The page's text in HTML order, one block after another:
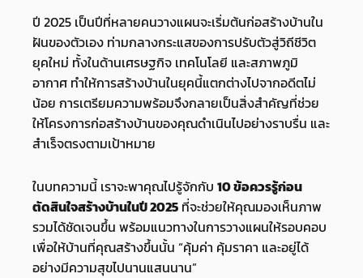
ปี 2025 เป็นปีที่หลายคนวางแผนจะเริ่มต้นก่อสร้างบ้านใน
ฝันของตัวเอง ท่ามกลางกระแสของการปรับตัวสู่วิถีชีวิต
ยุคใหม่ ทั้งในด้านเศรษฐกิจ เทคโนโลยี และสภาพภูมิ
อากาศ ทำให้การสร้างบ้านในยุคนี้แตกต่างไปจากอดีตไม่
น้อย การเตรียมความพร้อมจึงกลายเป็นสิ่งสำคัญที่ช่วย
ให้โครงการก่อสร้างบ้านของคุณดำเนินไปอย่างราบรื่น และ
สำเร็จตรงตามเป้าหมาย
ในบทความนี้ เราจะพาคุณไปรู้จักกับ 10ข้อควรรู้ก่อน
ตัดสินใจสร้างบ้านในปี2025 ที่จะช่วยให้คุณมองเห็นภาพ
รวมได้ชัดเจนขึ้น พร้อมแนวทางในการวางแผนให้รอบคอบ
เพื่อให้บ้านที่คุณสร้างขึ้นนั้น “คุ้มค่า คุ้มราคา และอยู่ได้
อย่างมีความสุขไปนานแสนนาน”